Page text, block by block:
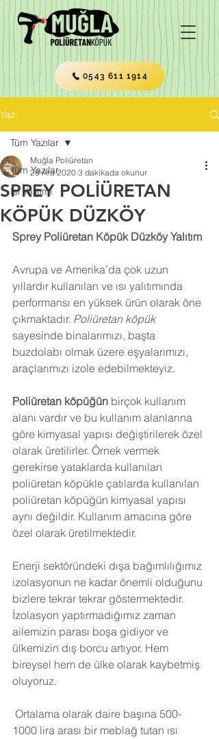
0543 611 1914
Yazı
Tüm Yazılar
Isı Yalıtımı
Tüm Yazılar
SPREY POLİÜRETAN
KÖPÜK DÜZKÖY
Muğla Poliüretan
28 Ara 2020 3 dakikada okunur
Sprey Poliüretan Köpük Düzköy Yalıtım
Avrupa ve Amerika’da çok uzun
yıllardır kullanılan ve ısı yalıtımında
performansı en yüksek ürün olarak öne
çıkmaktadır. Poliüretan köpük
sayesinde binalarımızı, başta
buzdolabı olmak üzere eşyalarımızı,
araçlarımızı izole edebilmekteyiz.
Poliüretan köpüğün birçok kullanım
alanı vardır ve bu kullanım alanlarına
göre kimyasal yapısı değiştirilerek özel
olarak üretilirler. Örnek vermek
gerekirse yataklarda kullanılan
poliüretan köpükle çatılarda kullanılan
poliüretan köpüğün kimyasal yapısı
aynı değildir. Kullanım amacına göre
özel olarak üretilmektedir.
Enerji sektöründeki dışa bağımlılığımız
izolasyonun ne kadar önemli olduğunu
bizlere tekrar tekrar göstermektedir.
İzolasyon yaptırmadığımız zaman
ailemizin parası boşa gidiyor ve
ülkemizin dış borcu artıyor. Hem
bireysel hem de ülke olarak kaybetmiş
oluyoruz.
Ortalama olarak daire başına 500-
1000 lira arası bir meblağ tutan ısı